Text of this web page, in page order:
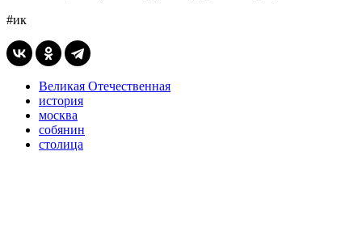
#ик
Великая Отечественная
история
москва
собянин
столица